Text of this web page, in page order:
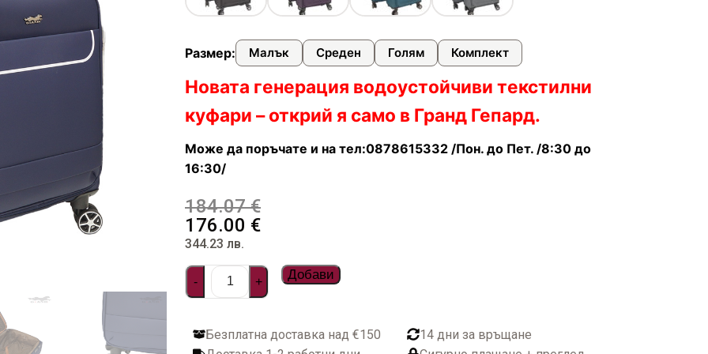
чантикожа
и водоустойчиви
и документи
пътуване
на куфари
пътнически бутилки
куфари
Размер: Малък Среден Голям Комплект
Новата генерация водоустойчиви текстилни
куфари – открий я само в Гранд Гепард.
Може да поръчате и на тел:0878615332 /Пон. до Пет. /8:30 до
16:30/
184.07€
176.00 €
344.23 лв.
- + Добави
Безплатна доставка над €150
14 дни за връщане